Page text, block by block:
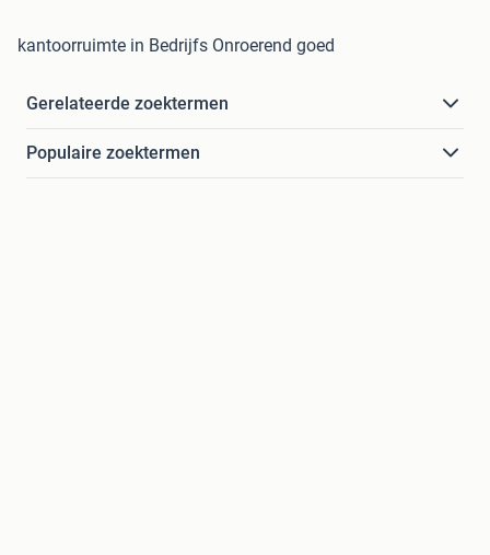
kantoorruimte in Bedrijfs Onroerend goed
Gerelateerde zoektermen
Populaire zoektermen